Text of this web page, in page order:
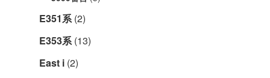
E351系 (2)
E353系 (13)
East i (2)